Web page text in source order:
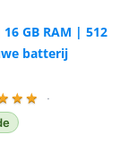
GB RAM | 512
batterij
★ ★
·